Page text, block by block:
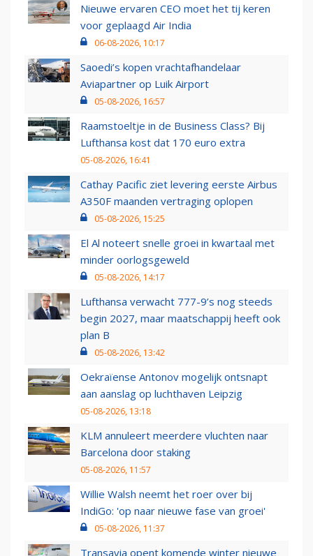
Nieuwe ervaren CEO moet het tij keren
voor geplaagd Air India
06-08-2026, 10:17
Saoedi’s kopen vrachtafhandelaar
Aviapartner op Luik Airport
05-08-2026, 16:57
Raamstoeltje in de Business Class? Bij
Lufthansa kost dat 170 euro extra
05-08-2026, 16:41
Cathay Pacific ziet levering eerste Airbus
A350F maanden vertraging oplopen
05-08-2026, 15:25
El Al noteert snelle groei in kwartaal met
minder oorlogsgeweld
05-08-2026, 14:17
Lufthansa verwacht 777-9’s nog steeds
begin 2027, maar maatschappij heeft ook
plan B
05-08-2026, 13:42
Oekraïense Antonov mogelijk ontsnapt
aan aanslag op luchthaven Leipzig
05-08-2026, 13:18
KLM annuleert meerdere vluchten naar
Barcelona door staking
05-08-2026, 11:57
Willie Walsh neemt het roer over bij
IndiGo: 'op naar nieuwe fase van groei'
05-08-2026, 11:37
Transavia opent komende winter nieuwe